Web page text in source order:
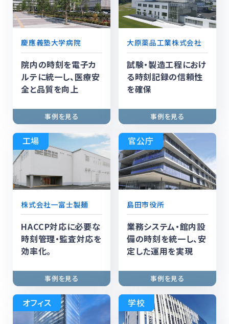
慶應義塾大学病院
院内の時刻を電子カ
ルテに統一し、医療安
全と品質を向上
大原薬品工業株式会社
試験・製造工程におけ
る時刻記録の信頼性
を確保
工場
株式会社一富士製麺
HACCP対応に必要な
時刻管理・監査対応を
効率化。
官公庁
島田市役所
業務システム・館内設
備の時刻を統一し、安
定した運用を実現
オフィス 学校